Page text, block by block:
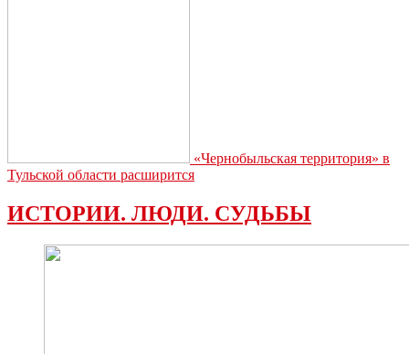
«Чернобыльская территория» в
Тульской области расширится
ИСТОРИИ. ЛЮДИ. СУДЬБЫ